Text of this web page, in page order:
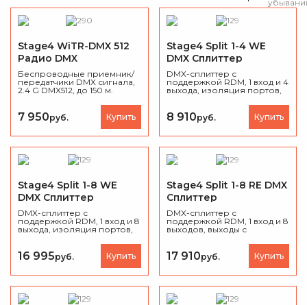
Stage4 WiTR-DMX 512
Радио DMX
Беспроводные приемник/
передатчики DMX сигнала,
2.4 G DMX512, до 150 м.
7 950руб. Купить
Stage4 Split 1-4 WE
DMX Сплиттер
DMX-сплиттер с
поддержкой RDM, 1 вход и 4
выхода, изоляция портов,
PowerCon, крепление на
стену или подвес на
струбцину, вес 0,85 кг.
8 910руб. Купить
Stage4 Split 1-8 WE
DMX Сплиттер
DMX-сплиттер с
поддержкой RDM, 1 вход и 8
выхода, изоляция портов,
крепление на стену или
подвес на струбцину, вес
0,95 кг.
16 995руб. Купить
Stage4 Split 1-8 RE DMX
Сплиттер
DMX-сплиттер с
поддержкой RDM, 1 вход и 8
выходов, выходы с
сквозной выход DMX,
крепление в рек, Ширина
17 910руб. Купить